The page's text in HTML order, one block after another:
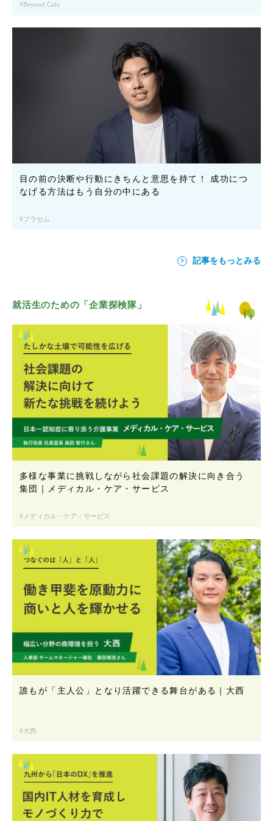
Beyond Cafe
目の前の決断や行動にきちんと意思を持て！ 成功につ
なげる方法はもう自分の中にある
プラセム
記事をもっとみる
就活生のための「企業探検隊」
多様な事業に挑戦しながら社会課題の解決に向き合う
集団｜メディカル・ケア・サービス
メディカル・ケア・サービス
誰もが「主人公」となり活躍できる舞台がある｜大西
大西